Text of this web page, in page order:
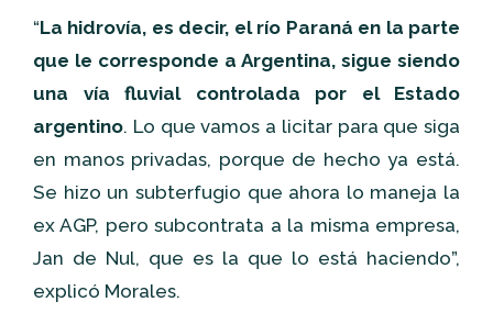
“La hidrovía, es decir, el río Paraná en la parte
que le corresponde a Argentina, sigue siendo
una vía fluvial controlada por el Estado
argentino. Lo que vamos a licitar para que siga
en manos privadas, porque de hecho ya está.
Se hizo un subterfugio que ahora lo maneja la
ex AGP, pero subcontrata a la misma empresa,
Jan de Nul, que es la que lo está haciendo”,
explicó Morales.